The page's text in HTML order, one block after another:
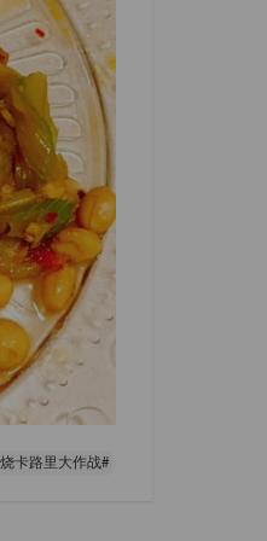
卡路里大作战#